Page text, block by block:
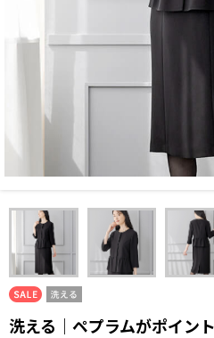
洗える｜ペプラムがポイン